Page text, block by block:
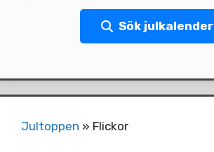
Sök julkalender
Jultoppen » Flickor